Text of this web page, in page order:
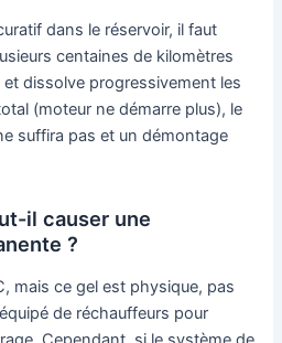
dans le réservoir, il faut
centaines de kilomètres
dissolve progressivement les
(moteur ne démarre plus), le
suffira pas et un démontage
il causer une
?
mais ce gel est physique, pas
de réchauffeurs pour